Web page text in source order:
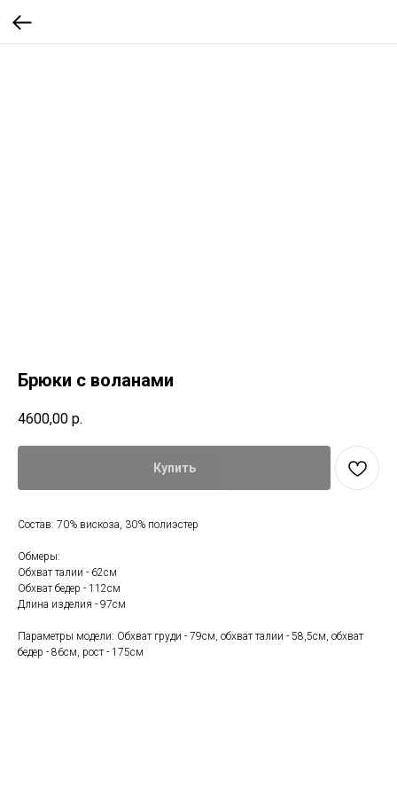
Брюки с воланами
4600,00 р.
Купить
Состав: 70% вискоза, 30% полиэстер
Обмеры:
Обхват талии - 62см
Обхват бедер - 112см
Длина изделия - 97см
Параметры модели: Обхват груди - 79см, обхват талии - 58,5см, обхват
бедер - 86см, рост - 175см